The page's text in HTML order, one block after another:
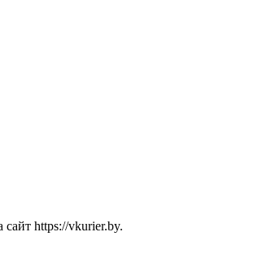
https://vkurier.by.